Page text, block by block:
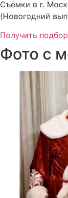
Съемки в г.
(Новогодний
Получить
Фото с